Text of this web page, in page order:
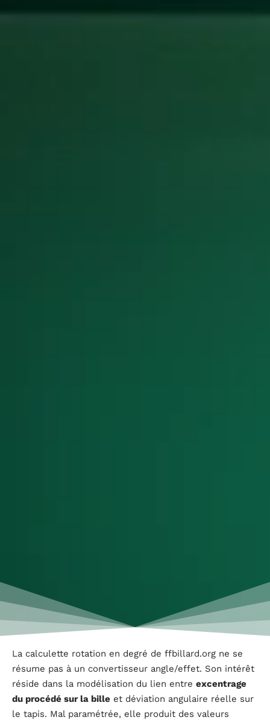
La calculette rotation en degré de ffbillard.org ne se
résume pas à un convertisseur angle/effet. Son intérêt
réside dans la modélisation du lien entre excentrage
du procédé sur la bille et déviation angulaire réelle sur
le tapis. Mal paramétrée, elle produit des valeurs